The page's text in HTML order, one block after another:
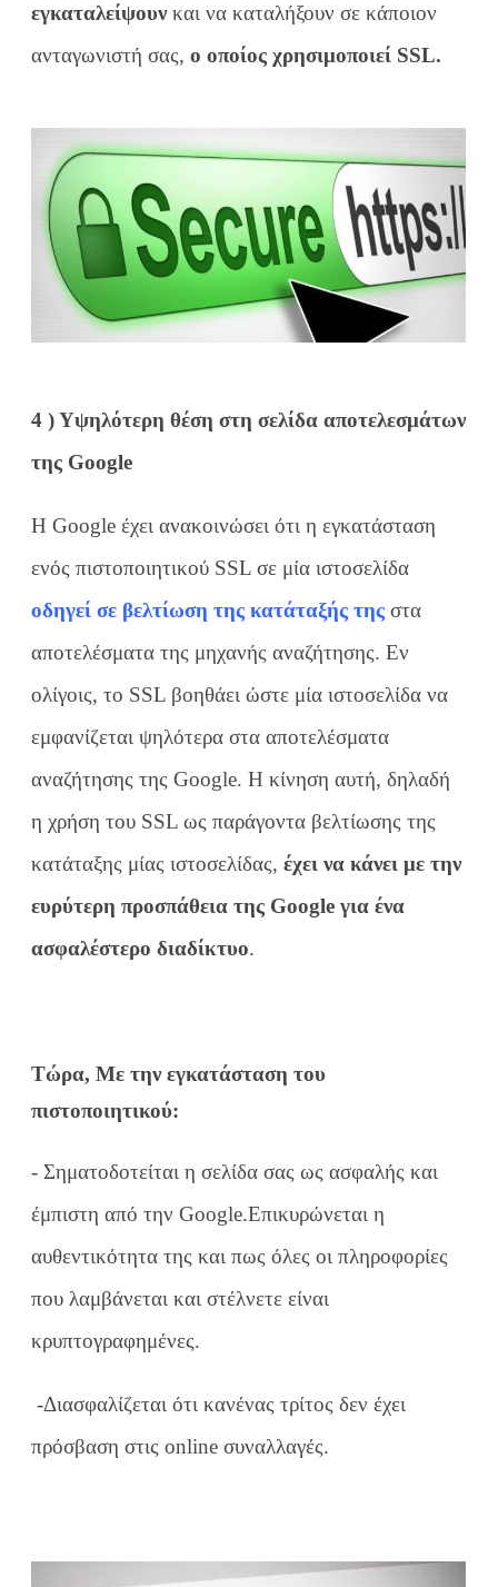
εγκαταλείψουνκαι να καταλήξουν σε κάποιον
ανταγωνιστή σας, ο οποίος χρησιμοποιεί SSL.
4 ) Υψηλότερη θέση στη σελίδα αποτελεσμάτων
της Google
Η Google έχει ανακοινώσει ότι η εγκατάσταση
ενός πιστοποιητικού SSL σε μία ιστοσελίδα
οδηγεί σε βελτίωση της κατάταξής της στα
αποτελέσματα της μηχανής αναζήτησης. Εν
ολίγοις, το SSL βοηθάει ώστε μία ιστοσελίδα να
εμφανίζεται ψηλότερα στα αποτελέσματα
αναζήτησης της Google. Η κίνηση αυτή, δηλαδή
η χρήση του SSL ως παράγοντα βελτίωσης της
κατάταξης μίας ιστοσελίδας,έχει να κάνει με την
ευρύτερη προσπάθεια της Google για ένα
ασφαλέστερο διαδίκτυο.
Τώρα, Με την εγκατάσταση του
πιστοποιητικού:
- Σηματοδοτείται η σελίδα σας ως ασφαλής και
έμπιστη από την Google.Επικυρώνεται η
αυθεντικότητα της και πως όλες οι πληροφορίες
που λαμβάνεται και στέλνετε είναι
κρυπτογραφημένες.
-Διασφαλίζεται ότι κανένας τρίτος δεν έχει
πρόσβαση στις online συναλλαγές.